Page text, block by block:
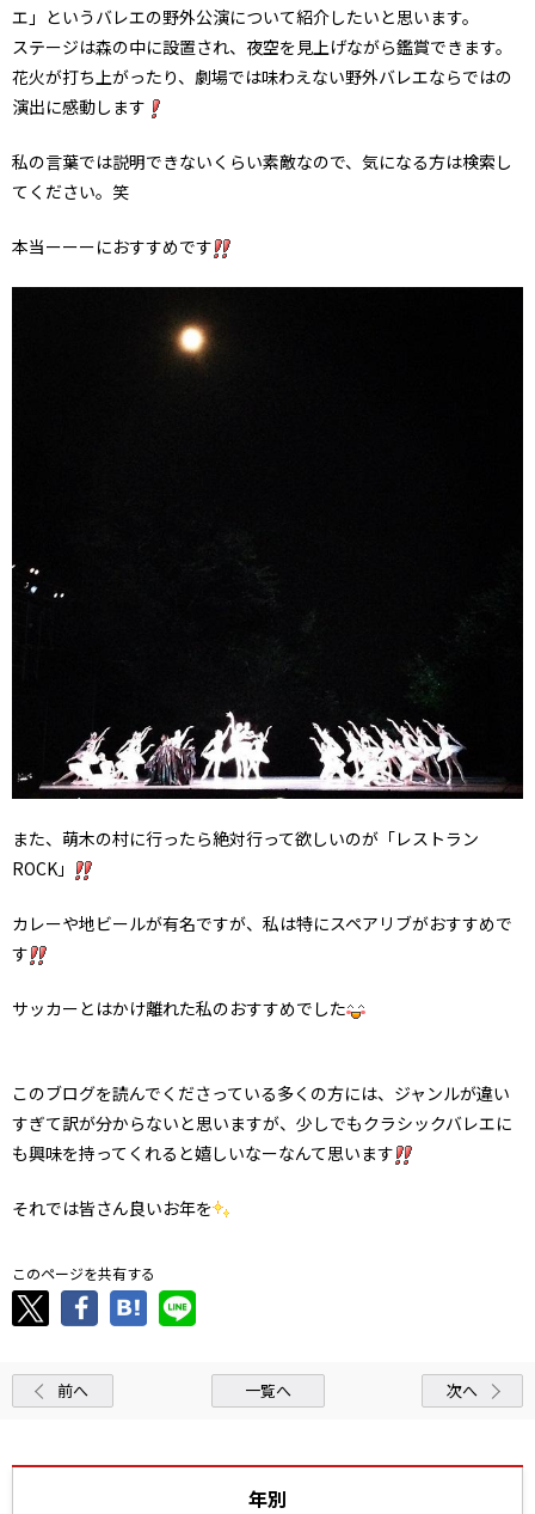
エ」というバレエの野外公演について紹介したいと思います。
ステージは森の中に設置され、夜空を見上げながら鑑賞できます。
花火が打ち上がったり、劇場では味わえない野外バレエならではの
演出に感動します
私の言葉では説明できないくらい素敵なので、気になる方は検索し
てください。笑
本当ーーーにおすすめです
また、萌木の村に行ったら絶対行って欲しいのが「レストラン
ROCK」
カレーや地ビールが有名ですが、私は特にスペアリブがおすすめで
す
サッカーとはかけ離れた私のおすすめでした
このブログを読んでくださっている多くの方には、ジャンルが違い
すぎて訳が分からないと思いますが、少しでもクラシックバレエに
も興味を持ってくれると嬉しいなーなんて思います
それでは皆さん良いお年を
このページを共有する
前へ 一覧へ 次へ
年別